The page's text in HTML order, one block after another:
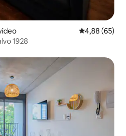
Gemiddelde
4,88 (65)
1928